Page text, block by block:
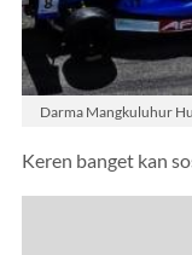
Darma Mangkuluhur
Keren banget kan